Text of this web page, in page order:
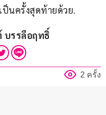
ป็นครั้งสุดท้ายด้วย.
รรลือฤทธิ์
2 ครั้ง